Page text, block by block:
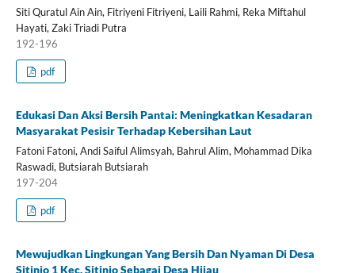
Siti Quratul Ain Ain, Fitriyeni Fitriyeni, Laili Rahmi, Reka Miftahul
Hayati, Zaki Triadi Putra
192-196
pdf
Edukasi Dan Aksi Bersih Pantai: Meningkatkan Kesadaran
Masyarakat Pesisir Terhadap Kebersihan Laut
Fatoni Fatoni, Andi Saiful Alimsyah, Bahrul Alim, Mohammad Dika
Raswadi, Butsiarah Butsiarah
197-204
pdf
Mewujudkan Lingkungan Yang Bersih Dan Nyaman Di Desa
Sitinjo 1 Kec. Sitinjo Sebagai Desa Hijau